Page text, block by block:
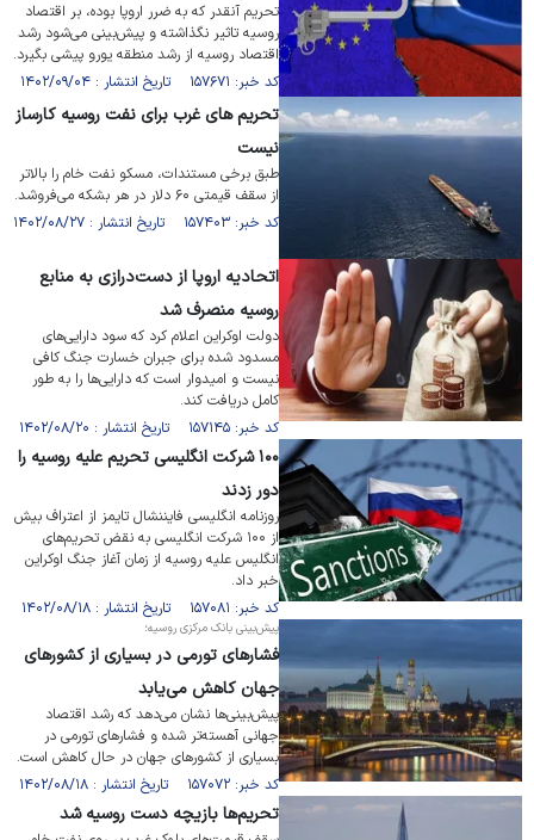
تحریم آنقدر که به ضرر اروپا بوده، بر اقتصاد
روسیه تاثیر نگذاشته و پیش‌بینی می‌شود رشد
اقتصاد روسیه از رشد منطقه یورو پیشی بگیرد.
کد خبر: ۱۵۷۶۷۱ تاریخ انتشار : ۱۴۰۲/۰۹/۰۴
تحریم های غرب برای نفت روسیه کارساز
نیست
طبق برخی مستندات، مسکو نفت خام را بالاتر
از سقف قیمتی ۶۰ دلار در هر بشکه می‌فروشد.
کد خبر: ۱۵۷۴۰۳ تاریخ انتشار : ۱۴۰۲/۰۸/۲۷
اتحادیه اروپا از دست‌درازی به منابع
روسیه منصرف شد
دولت اوکراین اعلام کرد که سود دارایی‌های
مسدود شده برای جبران خسارت جنگ کافی
نیست و امیدوار است که دارایی‌ها را به طور
کامل دریافت کند.
کد خبر: ۱۵۷۱۴۵ تاریخ انتشار : ۱۴۰۲/۰۸/۲۰
۱۰۰ شرکت انگلیسی تحریم علیه روسیه را
دور زدند
روزنامه انگلیسی فایننشال تایمز از اعتراف بیش
از ۱۰۰ شرکت انگلیسی به نقض تحریم‌های
انگلیس علیه روسیه از زمان آغاز جنگ اوکراین
خبر داد.
کد خبر: ۱۵۷۰۸۱ تاریخ انتشار : ۱۴۰۲/۰۸/۱۸
پیش‌بینی بانک مرکزی روسیه؛
فشار‌های تورمی در بسیاری از کشور‌های
جهان کاهش می‌یابد
پیش‌بینی‌ها نشان می‌دهد که رشد اقتصاد
جهانی آهسته‌تر شده و فشار‌های تورمی در
بسیاری از کشور‌های جهان در حال کاهش است.
کد خبر: ۱۵۷۰۷۲ تاریخ انتشار : ۱۴۰۲/۰۸/۱۸
تحریم‌ها بازیچه دست روسیه شد